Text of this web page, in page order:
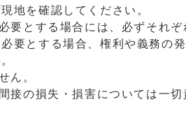
地を確認してください。
要とする場合には、必ずそれ
要とする場合、権利や義務の
ん。
の損失・損害については一切